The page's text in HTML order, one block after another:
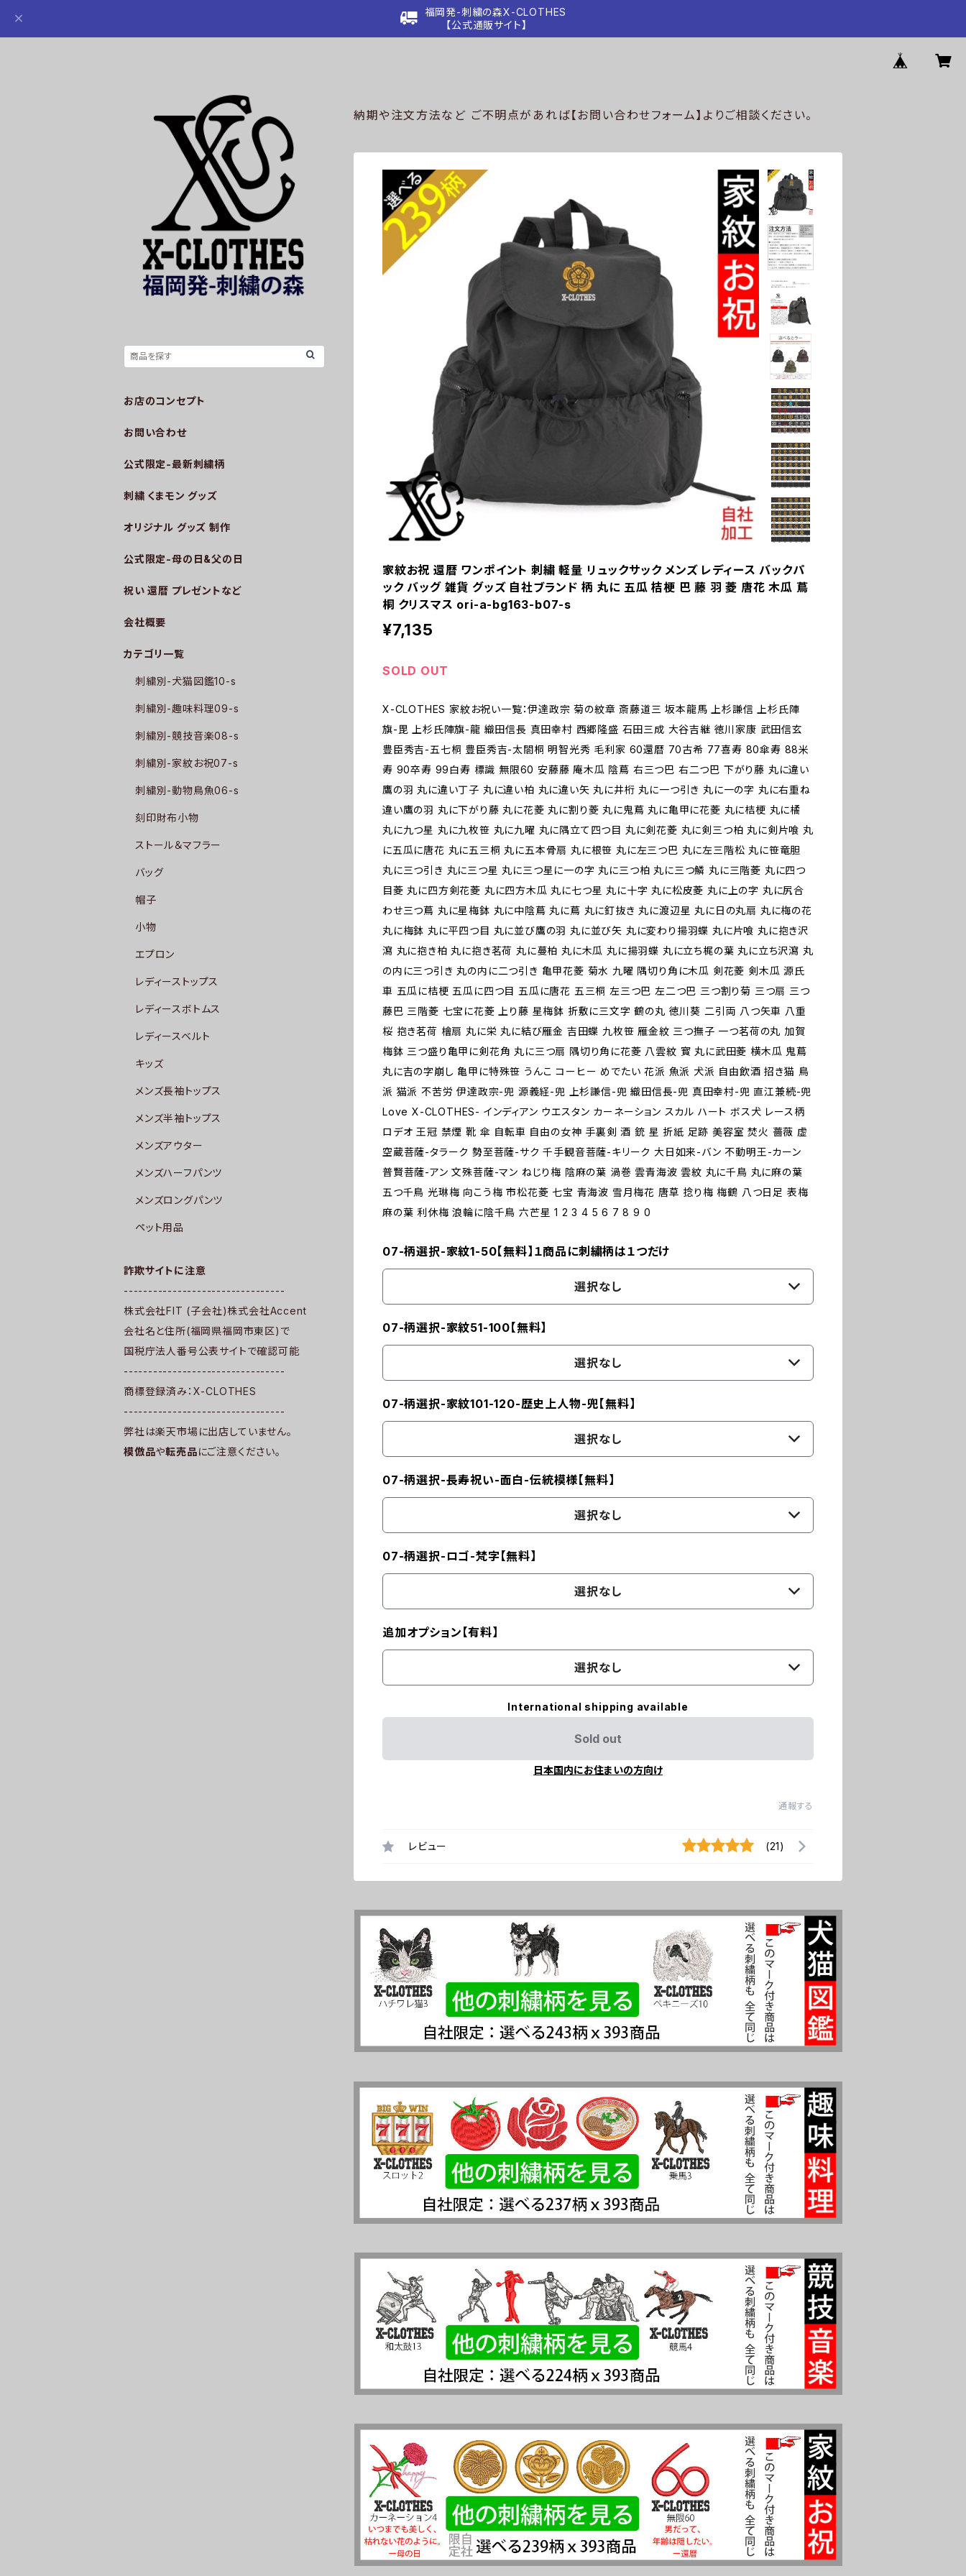
福岡発-刺繍の森X-CLOTHES
【公式通販サイト】
納期や注文方法など ご不明点があれば【お問い合わせフォーム】よりご相談ください。
家紋お祝 還暦 ワンポイント 刺繍 軽量 リュックサック メンズ レディース バックパ
ック バッグ 雑貨 グッズ 自社ブランド 柄 丸に 五瓜 桔梗 巴 藤 羽 菱 唐花 木瓜 蔦
桐 クリスマス ori-a-bg163-b07-s
¥7,135
SOLD OUT
X-CLOTHES 家紋お祝い一覧：伊達政宗 菊の紋章 斎藤道三 坂本龍馬 上杉謙信 上杉氏陣
旗-毘 上杉氏陣旗-龍 織田信長 真田幸村 西郷隆盛 石田三成 大谷吉継 徳川家康 武田信玄
豊臣秀吉-五七桐 豊臣秀吉-太閤桐 明智光秀 毛利家 60還暦 70古希 77喜寿 80傘寿 88米
寿 90卒寿 99白寿 標識 無限60 安藤藤 庵木瓜 陰蔦 右三つ巴 右二つ巴 下がり藤 丸に違い
鷹の羽 丸に違い丁子 丸に違い柏 丸に違い矢 丸に井桁 丸に一つ引き 丸に一の字 丸に右重ね
違い鷹の羽 丸に下がり藤 丸に花菱 丸に割り菱 丸に鬼蔦 丸に亀甲に花菱 丸に桔梗 丸に橘
丸に九つ星 丸に九枚笹 丸に九曜 丸に隅立て四つ目 丸に剣花菱 丸に剣三つ柏 丸に剣片喰 丸
に五瓜に唐花 丸に五三桐 丸に五本骨扇 丸に根笹 丸に左三つ巴 丸に左三階松 丸に笹竜胆
丸に三つ引き 丸に三つ星 丸に三つ星に一の字 丸に三つ柏 丸に三つ鱗 丸に三階菱 丸に四つ
目菱 丸に四方剣花菱 丸に四方木瓜 丸に七つ星 丸に十字 丸に松皮菱 丸に上の字 丸に尻合
わせ三つ蔦 丸に星梅鉢 丸に中陰蔦 丸に蔦 丸に釘抜き 丸に渡辺星 丸に日の丸扇 丸に梅の花
丸に梅鉢 丸に平四つ目 丸に並び鷹の羽 丸に並び矢 丸に変わり揚羽蝶 丸に片喰 丸に抱き沢
瀉 丸に抱き柏 丸に抱き茗荷 丸に蔓柏 丸に木瓜 丸に揚羽蝶 丸に立ち梶の葉 丸に立ち沢瀉 丸
の内に三つ引き 丸の内に二つ引き 亀甲花菱 菊水 九曜 隅切り角に木瓜 剣花菱 剣木瓜 源氏
車 五瓜に桔梗 五瓜に四つ目 五瓜に唐花 五三桐 左三つ巴 左二つ巴 三つ割り菊 三つ扇 三つ
藤巴 三階菱 七宝に花菱 上り藤 星梅鉢 折敷に三文字 鶴の丸 徳川葵 二引両 八つ矢車 八重
桜 抱き茗荷 檜扇 丸に栄 丸に結び雁金 吉田蝶 九枚笹 雁金紋 三つ撫子 一つ茗荷の丸 加賀
梅鉢 三つ盛り亀甲に剣花角 丸に三つ扇 隅切り角に花菱 八雲紋 寳 丸に武田菱 横木瓜 鬼蔦
丸に吉の字崩し 亀甲に特殊笹 うんこ コーヒー めでたい 花派 魚派 犬派 自由飲酒 招き猫 鳥
派 猫派 不苦労 伊達政宗-兜 源義経-兜 上杉謙信-兜 織田信長-兜 真田幸村-兜 直江兼続-兜
Love X-CLOTHES- インディアン ウエスタン カーネーション スカル ハート ボス犬 レース柄
ロデオ 王冠 禁煙 靴 傘 自転車 自由の女神 手裏剣 酒 銃 星 折紙 足跡 美容室 焚火 薔薇 虚
空蔵菩薩-タラーク 勢至菩薩-サク 千手観音菩薩-キリーク 大日如来-バン 不動明王-カーン
普賢菩薩-アン 文殊菩薩-マン ねじり梅 陰麻の葉 渦巻 雲青海波 雲紋 丸に千鳥 丸に麻の葉
五つ千鳥 光琳梅 向こう梅 市松花菱 七宝 青海波 雪月梅花 唐草 捻り梅 梅鶴 八つ日足 表梅
麻の葉 利休梅 浪輪に陰千鳥 六芒星 1 2 3 4 5 6 7 8 9 0
07-柄選択-家紋1-50【無料】１商品に刺繍柄は１つだけ
選択なし
07-柄選択-家紋51-100【無料】
選択なし
07-柄選択-家紋101-120-歴史上人物-兜【無料】
選択なし
07-柄選択-長寿祝い-面白-伝統模様【無料】
選択なし
07-柄選択-ロゴ-梵字【無料】
選択なし
追加オプション【有料】
選択なし
International shipping available
Sold out
日本国内にお住まいの方向け
通報する
レビュー (21)
お店のコンセプト
お問い合わせ
公式限定-最新刺繍柄
刺繍 くまモン グッズ
オリジナル グッズ 制作
公式限定-母の日&父の日
祝い 還暦 プレゼントなど
会社概要
カテゴリ一覧
刺繍別-犬猫図鑑10-s
刺繍別-趣味料理09-s
刺繍別-競技音楽08-s
刺繍別-家紋お祝07-s
刺繍別-動物鳥魚06-s
刻印財布小物
ストール＆マフラー
バッグ
帽子
小物
エプロン
レディーストップス
レディースボトムス
レディースベルト
キッズ
メンズ長袖トップス
メンズ半袖トップス
メンズアウター
メンズハーフパンツ
メンズロングパンツ
ペット用品
詐欺サイトに注意
---------------------------------
株式会社FIT (子会社)株式会社Accent
会社名と住所(福岡県福岡市東区)で
国税庁法人番号公表サイトで確認可能
---------------------------------
商標登録済み：X-CLOTHES
---------------------------------
弊社は楽天市場に出店していません。
模倣品や転売品にご注意ください。